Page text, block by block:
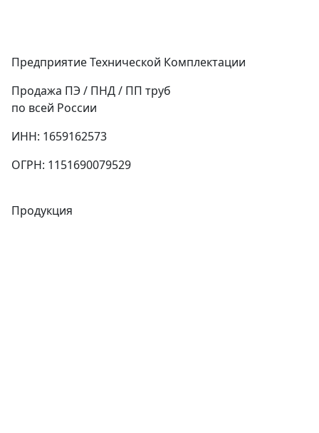
Предприятие Технической Комплектации
Продажа ПЭ / ПНД / ПП труб
по всей России
ИНН: 1659162573
ОГРН: 1151690079529
Продукция